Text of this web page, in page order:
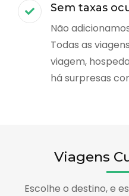
Sem taxas
Não
Todas as
viagem,
há surpresas
Viagens
Escolhe o destino, e